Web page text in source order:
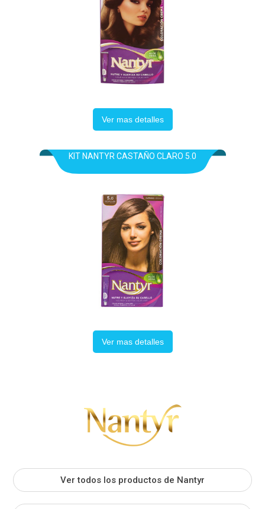
Ver mas detalles
KIT NANTYR CASTAÑO CLARO 5.0
Ver mas detalles
Ver todos los productos de Nantyr